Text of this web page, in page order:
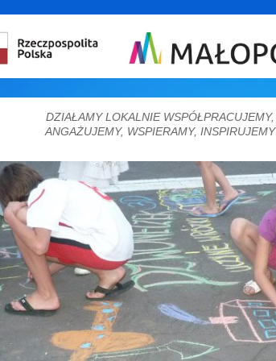
DZIAŁAMY LOKALNIE WSPÓŁPRACUJEMY,
ANGAŻUJEMY, WSPIERAMY, INSPIRUJEMY